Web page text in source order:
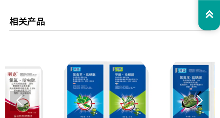
相关产品
 
